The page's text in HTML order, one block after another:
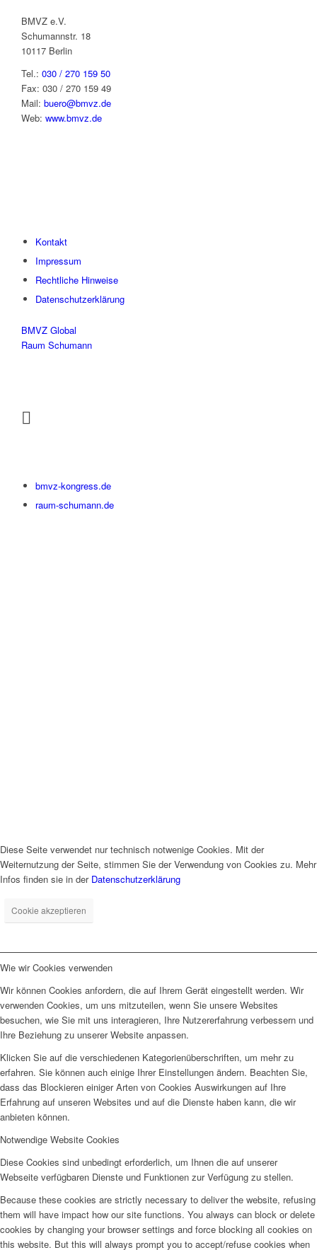
BMVZ e.V.
Schumannstr. 18
10117 Berlin
Tel.: 030 / 270 159 50
Fax: 030 / 270 159 49
Mail: buero@bmvz.de
Web: www.bmvz.de
Kontakt
Impressum
Rechtliche Hinweise
Datenschutzerklärung
BMVZ Global
Raum Schumann
bmvz-kongress.de
raum-schumann.de
Diese Seite verwendet nur technisch notwenige Cookies. Mit der
Weiternutzung der Seite, stimmen Sie der Verwendung von Cookies zu. Mehr
Infos finden sie in der Datenschutzerklärung
Cookie akzeptieren
Wie wir Cookies verwenden
Wir können Cookies anfordern, die auf Ihrem Gerät eingestellt werden. Wir
verwenden Cookies, um uns mitzuteilen, wenn Sie unsere Websites
besuchen, wie Sie mit uns interagieren, Ihre Nutzererfahrung verbessern und
Ihre Beziehung zu unserer Website anpassen.
Klicken Sie auf die verschiedenen Kategorienüberschriften, um mehr zu
erfahren. Sie können auch einige Ihrer Einstellungen ändern. Beachten Sie,
dass das Blockieren einiger Arten von Cookies Auswirkungen auf Ihre
Erfahrung auf unseren Websites und auf die Dienste haben kann, die wir
anbieten können.
Notwendige Website Cookies
Diese Cookies sind unbedingt erforderlich, um Ihnen die auf unserer
Webseite verfügbaren Dienste und Funktionen zur Verfügung zu stellen.
Because these cookies are strictly necessary to deliver the website, refusing
them will have impact how our site functions. You always can block or delete
cookies by changing your browser settings and force blocking all cookies on
this website. But this will always prompt you to accept/refuse cookies when